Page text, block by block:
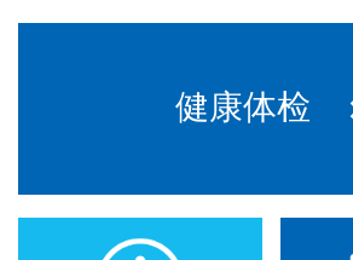
健康体检